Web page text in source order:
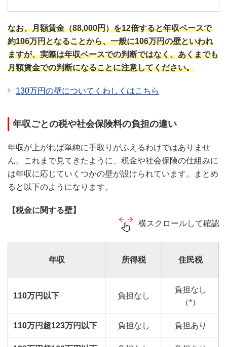
なお、月額賃金（88,000円）を12倍すると年収ベースで
約106万円となることから、一般に106万円の壁といわれ
ますが、実際は年収ベースでの判断ではなく、あくまでも
月額賃金での判断になることに注意してください。
130万円の壁についてくわしくはこちら
年収ごとの税や社会保険料の負担の違い
年収が上がれば単純に手取りがふえるわけではありませ
ん。これまで見てきたように、税金や社会保険の仕組みに
は年収に応じていくつかの壁が設けられています。まとめ
ると以下のようになります。
【税金に関する壁】
横スクロールして確認
年収 所得税 住民税
110万円以下 負担なし
負担なし
（*）
110万円超123万円以下 負担なし 負担あり